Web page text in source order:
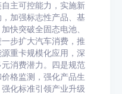
主可控能力，实施新
加强标志性产品、基
快突破全固态电池、
步扩大汽车消费，推
重卡规模化应用，深
消费潜力。四是规范
格监测，强化产品生
化标准引领产业升级